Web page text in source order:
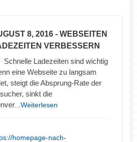
8, 2016 - WEBSEITEN
VERBESSERN
Schnelle Ladezeiten sind wichtig
eine Webseite zu langsam
steigt die Absprung-Rate der
sinkt die
...Weiterlesen
homepage-nach-